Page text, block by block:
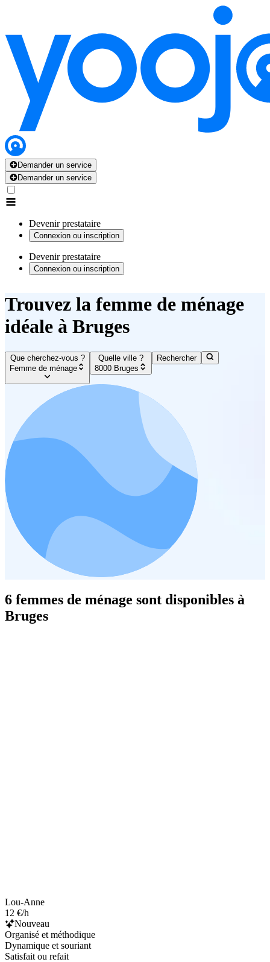
Demander un service
Demander un service
Devenir prestataire
Connexion ou inscription
Devenir prestataire
Connexion ou inscription
Trouvez la femme de ménage
idéale à Bruges
Que cherchez-vous ?
Femme de ménage
Quelle ville ?
8000 Bruges
Rechercher
6 femmes de ménage sont disponibles à
Bruges
Lou-Anne
12 €/h
Nouveau
Organisé et méthodique
Dynamique et souriant
Satisfait ou refait